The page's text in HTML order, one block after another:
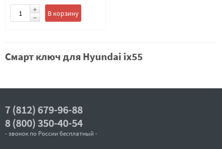
В корзину
Смарт ключ для Hyundai ix55
7 (812) 679-96-88
8 (800) 350-40-54
- звонок по России бесплатный -